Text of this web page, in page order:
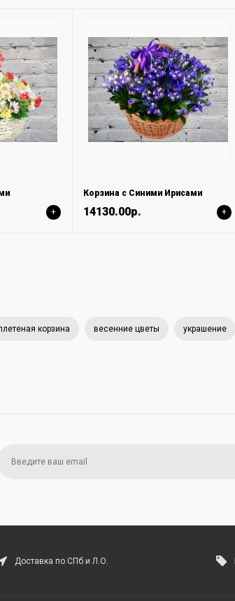
+
Корзина с Синими Ирисами
14130.00р. +
корзина весенние цветы украшение
Доставка по СПб и Л.О.